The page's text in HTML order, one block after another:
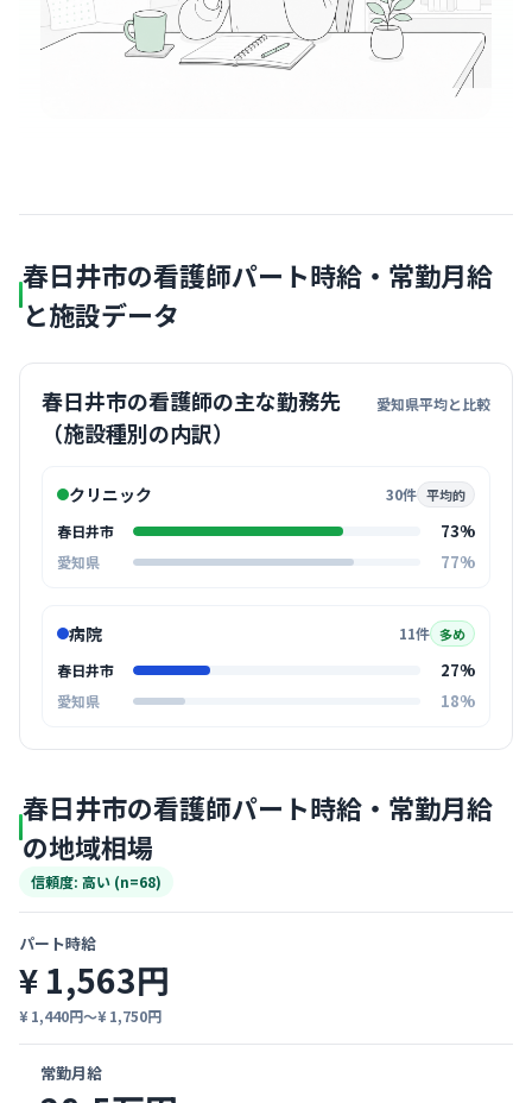
春日井市の看護師パート時給・常勤月給
と施設データ
春日井市の看護師の主な勤務先
（施設種別の内訳）
愛知県平均と比較
クリニック 30件 平均的
春日井市 73%
愛知県 77%
病院 11件 多め
春日井市 27%
愛知県 18%
春日井市の看護師パート時給・常勤月給
の地域相場
信頼度: 高い (n=68)
パート時給
¥ 1,563円
¥ 1,440円〜¥ 1,750円
常勤月給